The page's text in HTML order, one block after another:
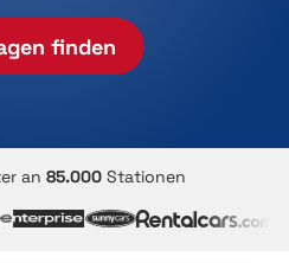
finden
an 85.000 Stationen